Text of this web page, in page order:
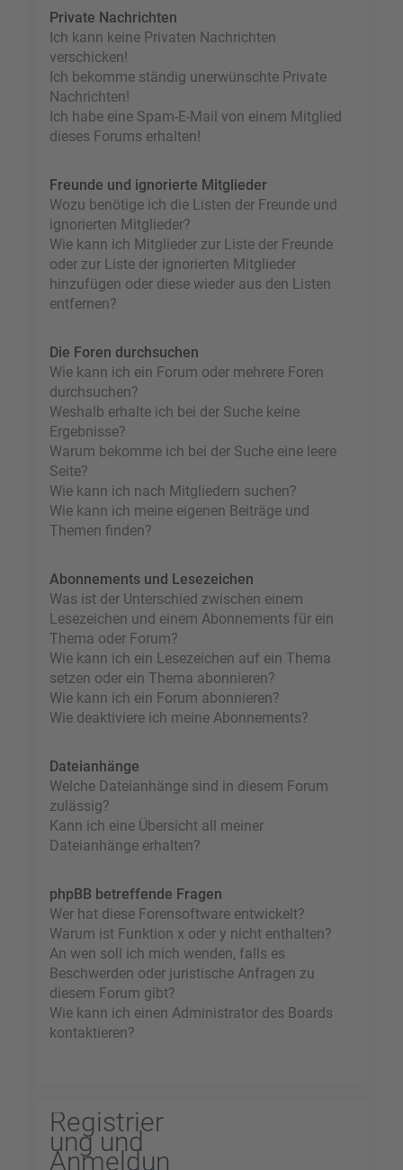
Private Nachrichten
Ich kann keine Privaten Nachrichten
verschicken!
Ich bekomme ständig unerwünschte Private
Nachrichten!
Ich habe eine Spam-E-Mail von einem Mitglied
dieses Forums erhalten!
Freunde und ignorierte Mitglieder
Wozu benötige ich die Listen der Freunde und
ignorierten Mitglieder?
Wie kann ich Mitglieder zur Liste der Freunde
oder zur Liste der ignorierten Mitglieder
hinzufügen oder diese wieder aus den Listen
entfernen?
Die Foren durchsuchen
Wie kann ich ein Forum oder mehrere Foren
durchsuchen?
Weshalb erhalte ich bei der Suche keine
Ergebnisse?
Warum bekomme ich bei der Suche eine leere
Seite?
Wie kann ich nach Mitgliedern suchen?
Wie kann ich meine eigenen Beiträge und
Themen finden?
Abonnements und Lesezeichen
Was ist der Unterschied zwischen einem
Lesezeichen und einem Abonnements für ein
Thema oder Forum?
Wie kann ich ein Lesezeichen auf ein Thema
setzen oder ein Thema abonnieren?
Wie kann ich ein Forum abonnieren?
Wie deaktiviere ich meine Abonnements?
Dateianhänge
Welche Dateianhänge sind in diesem Forum
zulässig?
Kann ich eine Übersicht all meiner
Dateianhänge erhalten?
phpBB betreffende Fragen
Wer hat diese Forensoftware entwickelt?
Warum ist Funktion x oder y nicht enthalten?
An wen soll ich mich wenden, falls es
Beschwerden oder juristische Anfragen zu
diesem Forum gibt?
Wie kann ich einen Administrator des Boards
kontaktieren?
Registrier
ung und
Anmeldun